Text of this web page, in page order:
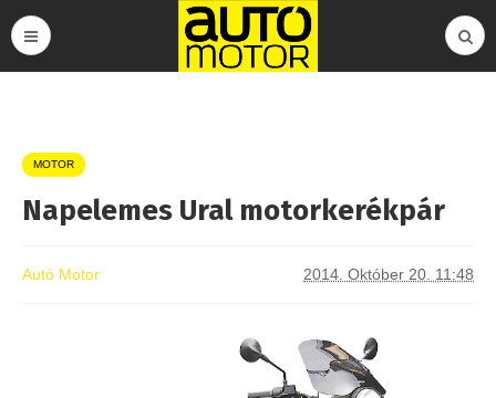
MOTOR
Napelemes Ural motorkerékpár
Autó Motor 2014. Október 20. 11:48